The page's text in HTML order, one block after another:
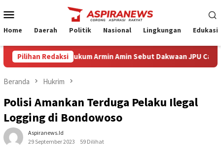
ke
Mobile
Home Daerah Politik Nasional Lingkungan Edukasi
Pilihan Redaksi
Kuasa Hukum Armin Amin Sebut Dakwaan JPU Cacat
Beranda Hukrim
Polisi Amankan Terduga Pelaku Ilegal
Logging di Bondowoso
Aspiranews.id
29 September 2023
59 Dilihat